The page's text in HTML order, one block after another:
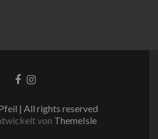
Facebook-
Instagram
| All rights reserved
von ThemeIsle